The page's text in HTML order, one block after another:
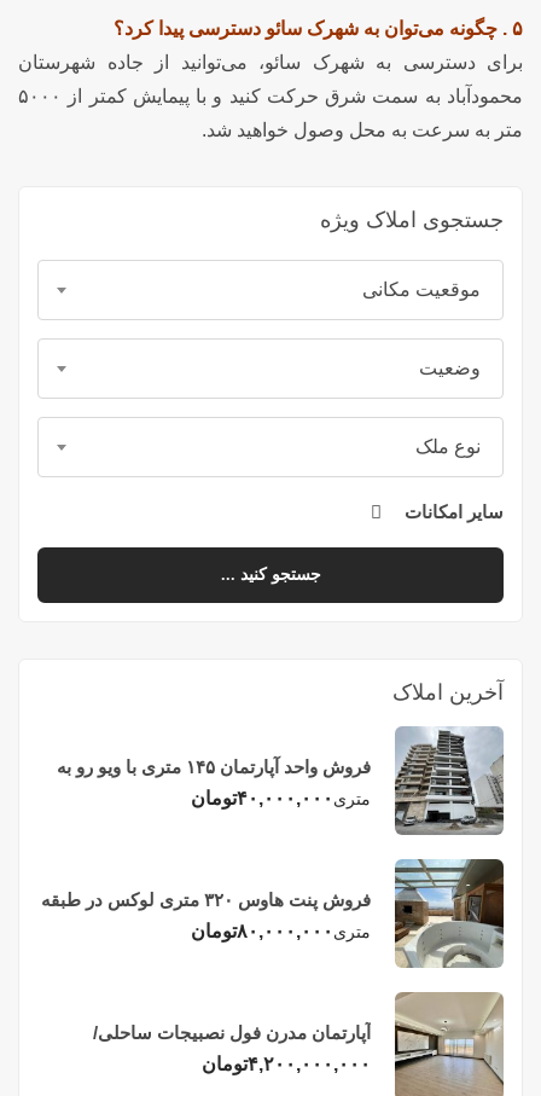
جستجوی املاک ویژه
موقعیت مکانی
وضعیت
نوع ملک
سایر امکانات
جستجو کنید ...
آخرین املاک
فروش واحد آپارتمان ۱۴۵ متری با ویو رو به
دریا در فریدونکنار
متری ۴۰,۰۰۰,۰۰۰تومان
فروش پنت هاوس ۳۲۰ متری لوکس در طبقه
چهاردهم فریدونکنار
متری ۸۰,۰۰۰,۰۰۰تومان
آپارتمان مدرن فول نصبیجات ساحلی/
فریدونکنار
۴,۲۰۰,۰۰۰,۰۰۰تومان
۵ . چگونه می‌توان به شهرک سائو دسترسی پیدا کرد؟
برای دسترسی به شهرک سائو، می‌توانید از جاده شهرستان
محمودآباد به سمت شرق حرکت کنید و با پیمایش کمتر از ۵۰۰۰
متر به سرعت به محل وصول خواهید شد.